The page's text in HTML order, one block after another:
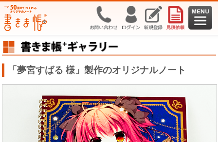
「夢宮すばる 様」製作のオリジナルノート